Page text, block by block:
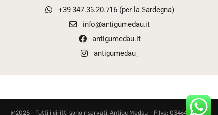
+39 347.36.20.716 (per la Sardegna)
info@antigumedau.it
antigumedau.it
antigumedau_
@2025 - Tutti i diritti sono riservati. Antigu Medau - P.Iva: 03464200132